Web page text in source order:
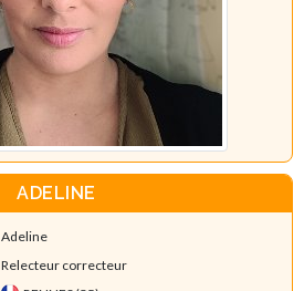
ADELINE
Adeline
Relecteur correcteur